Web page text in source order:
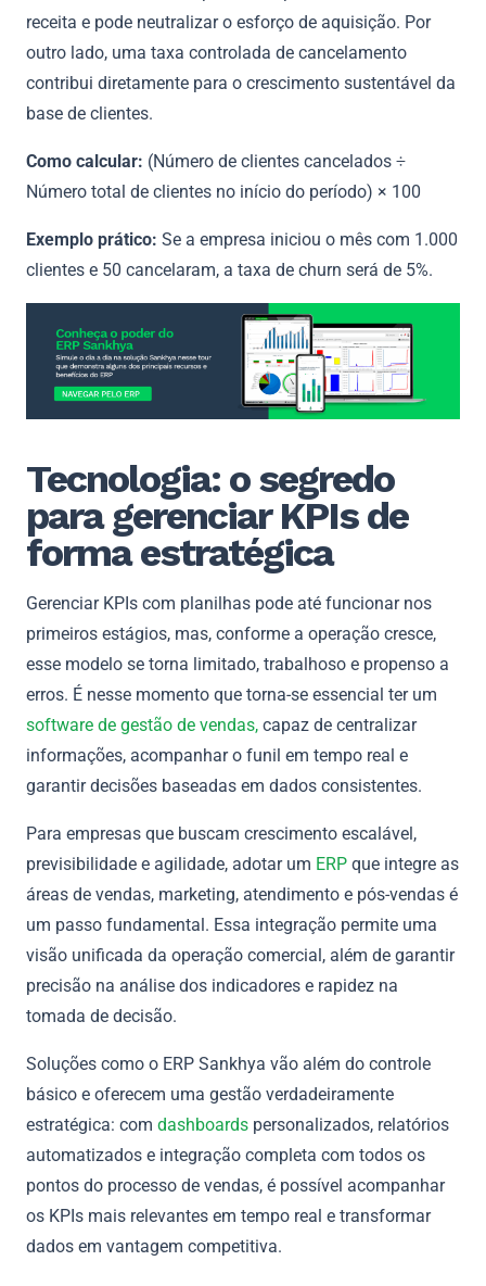
receita e pode neutralizar o esforço de aquisição. Por
outro lado, uma taxa controlada de cancelamento
contribui diretamente para o crescimento sustentável da
base de clientes.
Como calcular: (Número de clientes cancelados ÷
Número total de clientes no início do período) × 100
Exemplo prático: Se a empresa iniciou o mês com 1.000
clientes e 50 cancelaram, a taxa de churn será de 5%.
Tecnologia: o segredo
para gerenciar KPIs de
forma estratégica
Gerenciar KPIs com planilhas pode até funcionar nos
primeiros estágios, mas, conforme a operação cresce,
esse modelo se torna limitado, trabalhoso e propenso a
erros. É nesse momento que torna-se essencial ter um
software de gestão de vendas, capaz de centralizar
informações, acompanhar o funil em tempo real e
garantir decisões baseadas em dados consistentes.
Para empresas que buscam crescimento escalável,
previsibilidade e agilidade, adotar um ERP que integre as
áreas de vendas, marketing, atendimento e pós-vendas é
um passo fundamental. Essa integração permite uma
visão unificada da operação comercial, além de garantir
precisão na análise dos indicadores e rapidez na
tomada de decisão.
Soluções como o ERP Sankhya vão além do controle
básico e oferecem uma gestão verdadeiramente
estratégica: com dashboards personalizados, relatórios
automatizados e integração completa com todos os
pontos do processo de vendas, é possível acompanhar
os KPIs mais relevantes em tempo real e transformar
dados em vantagem competitiva.